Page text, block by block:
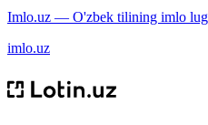
Imlo.uz — O'zbek tilining imlo
imlo.uz